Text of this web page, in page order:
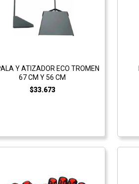
Y ATIZADOR ECO TROMEN
67 CM Y 56 CM
$33.673